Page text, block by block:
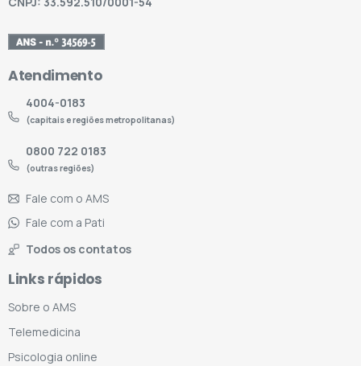
Atendimento
4004-0183
(capitais e regiões metropolitanas)
0800 722 0183
(outras regiões)
Fale com o AMS
Fale com a Pati
Todos os contatos
Links rápidos
Sobre o AMS
Telemedicina
Psicologia online